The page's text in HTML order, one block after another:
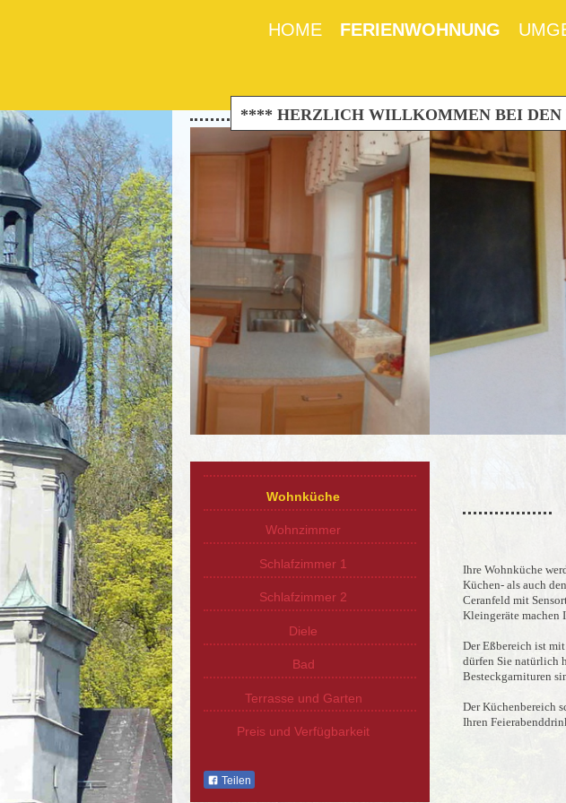
HOME FERIENWOHNUNG
**** HERZLICH WILLKOMMEN BEI DEN
Ihre Wohnküche
Küchen- als auch
Ceranfeld mit
Kleingeräte machen
Der Eßbereich ist
dürfen Sie natürlich
Besteckgarnituren
Der Küchenbereich
Ihren
Wohnküche
Wohnzimmer
Schlafzimmer 1
Schlafzimmer 2
Diele
Bad
Terrasse und Garten
Preis und Verfügbarkeit
Teilen